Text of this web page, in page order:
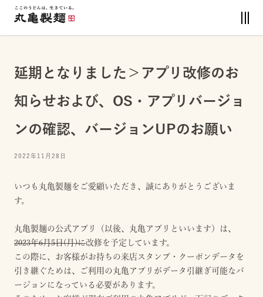
延期となりました＞アプリ改修のお
知らせおよび、OS・アプリバージョ
ンの確認、バージョンUPのお願い
2022年11月28日
いつも丸亀製麺をご愛顧いただき、誠にありがとうございま
す。
丸亀製麺の公式アプリ（以後、丸亀アプリといいます）は、
2023年6月5日(月)に改修を予定しています。
この際に、お客様がお持ちの来店スタンプ・クーポンデータを
引き継ぐためは、ご利用の丸亀アプリがデータ引継ぎ可能なバ
ージョンになっている必要があります。